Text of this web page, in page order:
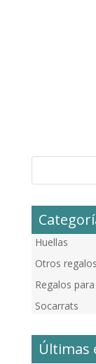
Huellas
Otros
Regalos
Socarrats
Últimas